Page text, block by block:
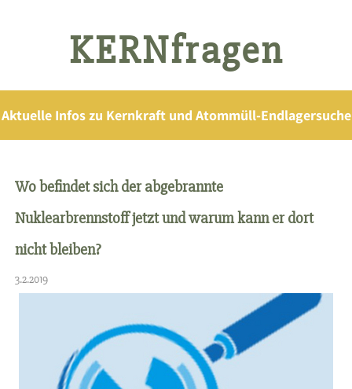
KERNfragen
Aktuelle Infos zu Kernkraft und Atommüll-Endlagersuche
Wo befindet sich der abgebrannte
Nuklearbrennstoff jetzt und warum kann er dort
nicht bleiben?
3.2.2019